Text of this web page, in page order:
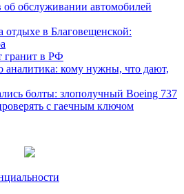
об обслуживании автомобилей
отдыхе в Благовещенской:
гранит в РФ
аналитика: кому нужны, что дают,
болты: злополучный Boeing 737
с гаечным ключом